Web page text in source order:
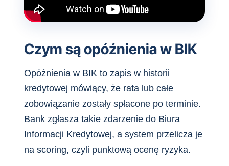
Czym są opóźnienia w BIK
Opóźnienia w BIK to zapis w historii
kredytowej mówiący, że rata lub całe
zobowiązanie zostały spłacone po terminie.
Bank zgłasza takie zdarzenie do Biura
Informacji Kredytowej, a system przelicza je
na scoring, czyli punktową ocenę ryzyka.